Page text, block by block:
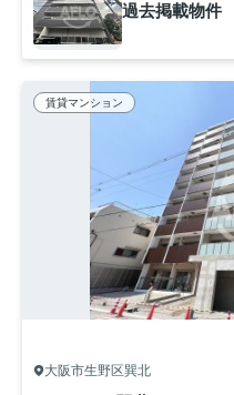
過去掲載物件
賃貸マンション
大阪市生野区巽北